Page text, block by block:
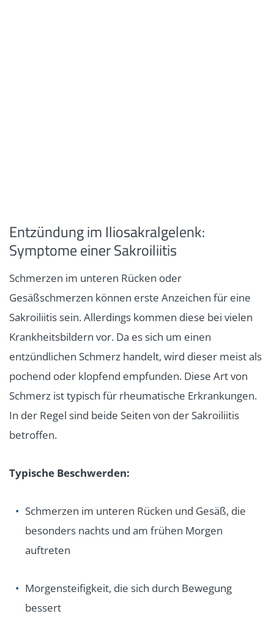
Entzündung im Iliosakralgelenk:
Symptome einer Sakroiliitis
Schmerzen im unteren Rücken oder
Gesäßschmerzen können erste Anzeichen für eine
Sakroiliitis sein. Allerdings kommen diese bei vielen
Krankheitsbildern vor. Da es sich um einen
entzündlichen Schmerz handelt, wird dieser meist als
pochend oder klopfend empfunden. Diese Art von
Schmerz ist typisch für rheumatische Erkrankungen.
In der Regel sind beide Seiten von der Sakroiliitis
betroffen.
Typische Beschwerden:
Schmerzen im unteren Rücken und Gesäß, die
besonders nachts und am frühen Morgen
auftreten
Morgensteifigkeit, die sich durch Bewegung
bessert